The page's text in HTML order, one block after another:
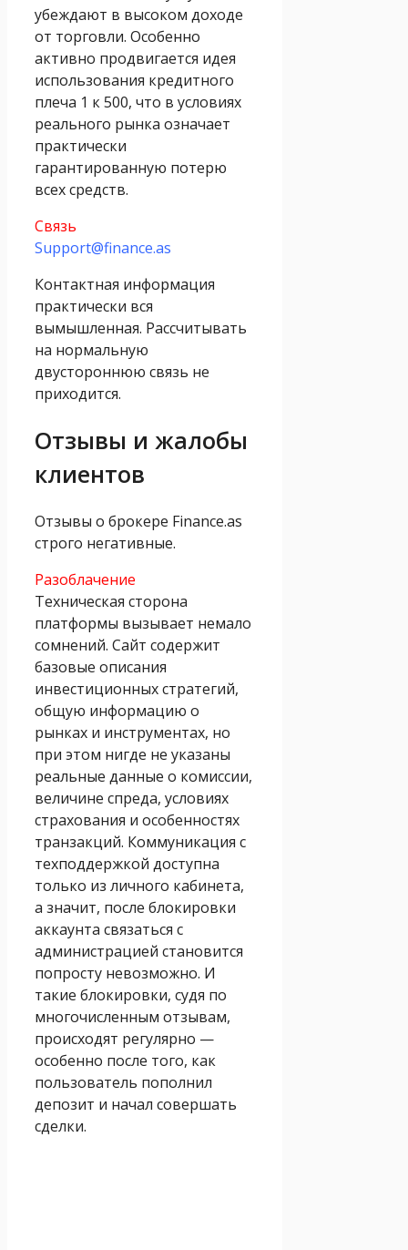
убеждают в высоком доходе
от торговли. Особенно
активно продвигается идея
использования кредитного
плеча 1 к 500, что в условиях
реального рынка означает
практически
гарантированную потерю
всех средств.
Связь
Support@finance.as
Контактная информация
практически вся
вымышленная. Рассчитывать
на нормальную
двустороннюю связь не
приходится.
Отзывы и жалобы
клиентов
Отзывы о брокере Finance.as
строго негативные.
Разоблачение
Техническая сторона
платформы вызывает немало
сомнений. Сайт содержит
базовые описания
инвестиционных стратегий,
общую информацию о
рынках и инструментах, но
при этом нигде не указаны
реальные данные о комиссии,
величине спреда, условиях
страхования и особенностях
транзакций. Коммуникация с
техподдержкой доступна
только из личного кабинета,
а значит, после блокировки
аккаунта связаться с
администрацией становится
попросту невозможно. И
такие блокировки, судя по
многочисленным отзывам,
происходят регулярно —
особенно после того, как
пользователь пополнил
депозит и начал совершать
сделки.